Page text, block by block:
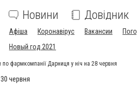
Новини Довідник
Афіша Коронавірус Вакансии
Новый год 2021
фармкомпанії Дарниця у ніч на 28 червня
червня